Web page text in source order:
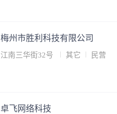
梅州市胜利科技有限公司
江南三华街32号 其它 民营
卓飞网络科技